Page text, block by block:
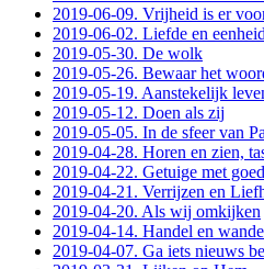
2019-06-09. Vrijheid is er
2019-06-02. Liefde en eenheid
2019-05-30. De wolk
2019-05-26. Bewaar het
2019-05-19. Aanstekelijk
2019-05-12. Doen als zij
2019-05-05. In de sfeer van
2019-04-28. Horen en zien,
2019-04-22. Getuige met
2019-04-21. Verrijzen en
2019-04-20. Als wij omkijken
2019-04-14. Handel en
2019-04-07. Ga iets nieuws